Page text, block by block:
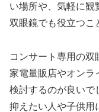
い場所や、気軽に観
双眼鏡でも役立つこ
コンサート専用の双
家電量販店やオンラ
検討するのが良いで
抑えたい人や子供用